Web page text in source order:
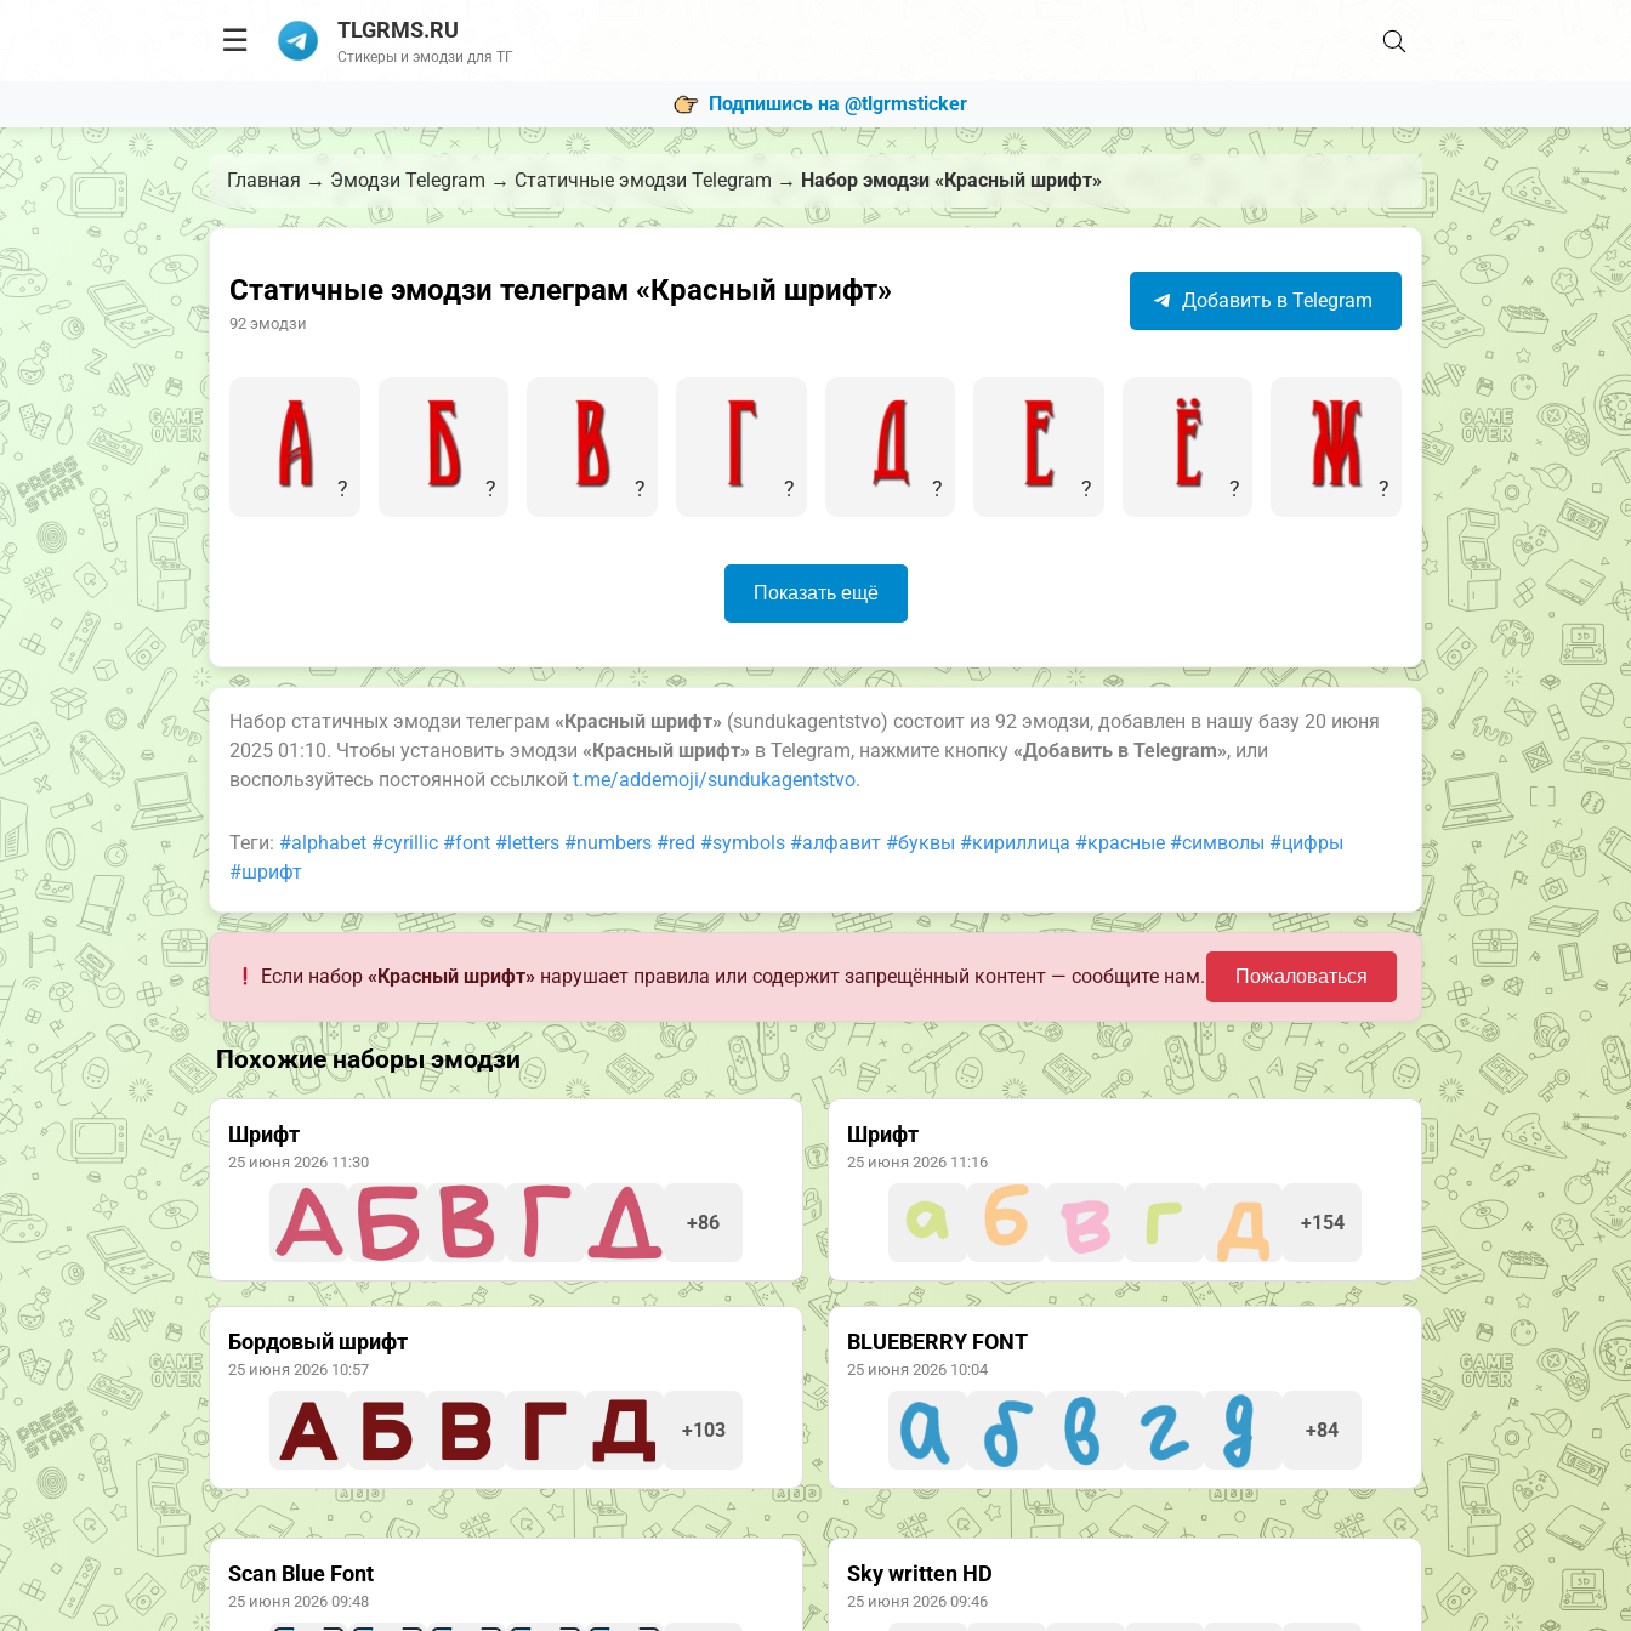
☰ TLGRMS.RU
Стикеры и эмодзи для ТГ
Подпишись на @tlgrmsticker
Главная → Эмодзи Telegram → Статичные эмодзи Telegram → Набор эмодзи «Красный шрифт»
Статичные эмодзи телеграм «Красный шрифт»
92 эмодзи
Добавить в Telegram
?️ ?️ ?️ ?️ ?️ ?️ ?️ ?️
Показать ещё
Набор статичных эмодзи телеграм «Красный шрифт» (sundukagentstvo) состоит из 92 эмодзи, добавлен в нашу базу 20 июня
2025 01:10. Чтобы установить эмодзи «Красный шрифт» в Telegram, нажмите кнопку «Добавить в Telegram», или
воспользуйтесь постоянной ссылкой t.me/addemoji/sundukagentstvo.
Теги: #alphabet #cyrillic #font #letters #numbers #red #symbols #алфавит #буквы #кириллица #красные #символы #цифры
#шрифт
Если набор«Красный шрифт» нарушает правила или содержит запрещённый контент — сообщите нам. Пожаловаться
Похожие наборы эмодзи
Шрифт
25 июня 2026 11:30
+86
Шрифт
25 июня 2026 11:16
+154
Бордовый шрифт
25 июня 2026 10:57
+103
BLUEBERRY FONT
25 июня 2026 10:04
+84
Scan Blue Font
25 июня 2026 09:48
Sky written HD
25 июня 2026 09:46